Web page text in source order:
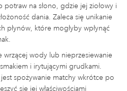
na słono, gdzie jej ziołowy i
dania. Zaleca się unikanie
płynów, które mogłyby wpłynąć
wrzącej wody lub nieprzesiewanie
i irytującymi grudkami.
spożywanie matchy wkrótce po
się jej właściwościami